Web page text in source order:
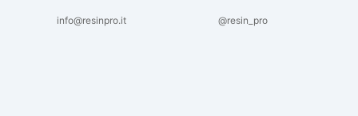
info@resinpro.it @resin_pro